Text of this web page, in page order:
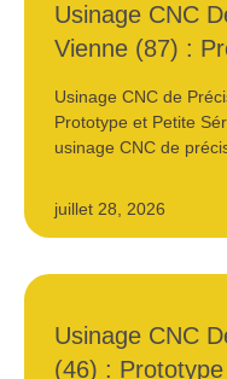
Usinage CNC
Vienne (87) :
Usinage CNC de
Prototype et Petite
usinage CNC de
juillet 28, 2026
Usinage CNC
(46) :